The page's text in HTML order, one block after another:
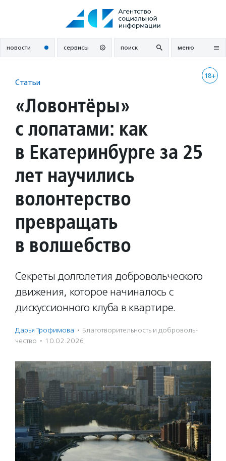
новости сервисы поиск меню
18+
Статьи
«Ловонтёры»
с лопатами: как
в Екатеринбурге за 25
лет научились
волонтерство
превращать
в волшебство
Секреты долголетия добровольческого
движения, которое начиналось с
дискуссионного клуба в квартире.
Дарья Трофимова · Благотвори­тель­ность и доброволь­
чест­во · 10.02.2026